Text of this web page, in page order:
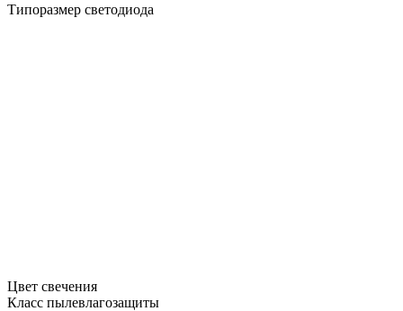
Типоразмер светодиода
Цвет свечения
Класс пылевлагозащиты